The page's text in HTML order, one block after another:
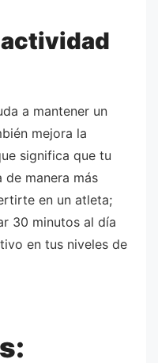
a mantener un
mejora la
significa que tu
de manera más
en un atleta;
30 minutos al día
en tus niveles de